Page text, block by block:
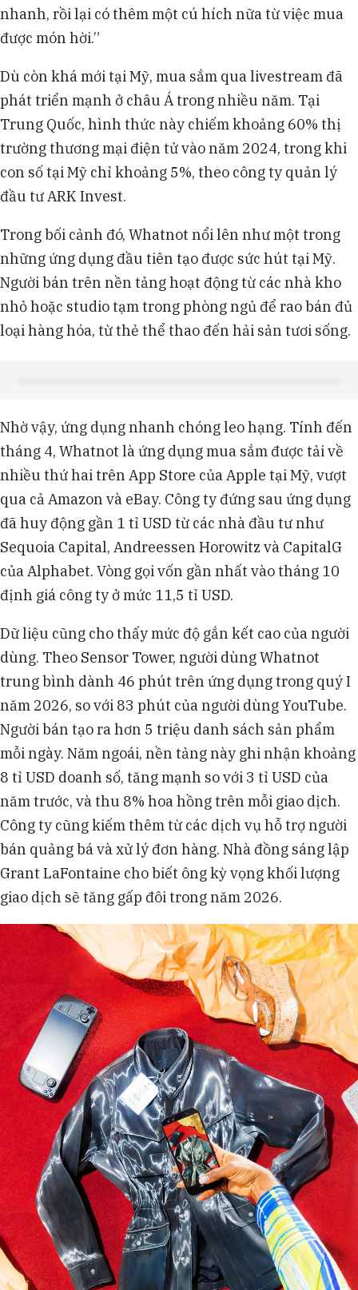
nhanh, rồi lại có thêm một cú hích nữa từ việc mua
được món hời.”
Dù còn khá mới tại Mỹ, mua sắm qua livestream đã
phát triển mạnh ở châu Á trong nhiều năm. Tại
Trung Quốc, hình thức này chiếm khoảng 60% thị
trường thương mại điện tử vào năm 2024, trong khi
con số tại Mỹ chỉ khoảng 5%, theo công ty quản lý
đầu tư ARK Invest.
Trong bối cảnh đó, Whatnot nổi lên như một trong
những ứng dụng đầu tiên tạo được sức hút tại Mỹ.
Người bán trên nền tảng hoạt động từ các nhà kho
nhỏ hoặc studio tạm trong phòng ngủ để rao bán đủ
loại hàng hóa, từ thẻ thể thao đến hải sản tươi sống.
Nhờ vậy, ứng dụng nhanh chóng leo hạng. Tính đến
tháng 4, Whatnot là ứng dụng mua sắm được tải về
nhiều thứ hai trên App Store của Apple tại Mỹ, vượt
qua cả Amazon và eBay. Công ty đứng sau ứng dụng
đã huy động gần 1 tỉ USD từ các nhà đầu tư như
Sequoia Capital, Andreessen Horowitz và CapitalG
của Alphabet. Vòng gọi vốn gần nhất vào tháng 10
định giá công ty ở mức 11,5 tỉ USD.
Dữ liệu cũng cho thấy mức độ gắn kết cao của người
dùng. Theo Sensor Tower, người dùng Whatnot
trung bình dành 46 phút trên ứng dụng trong quý I
năm 2026, so với 83 phút của người dùng YouTube.
Người bán tạo ra hơn 5 triệu danh sách sản phẩm
mỗi ngày. Năm ngoái, nền tảng này ghi nhận khoảng
8 tỉ USD doanh số, tăng mạnh so với 3 tỉ USD của
năm trước, và thu 8% hoa hồng trên mỗi giao dịch.
Công ty cũng kiếm thêm từ các dịch vụ hỗ trợ người
bán quảng bá và xử lý đơn hàng. Nhà đồng sáng lập
Grant LaFontaine cho biết ông kỳ vọng khối lượng
giao dịch sẽ tăng gấp đôi trong năm 2026.